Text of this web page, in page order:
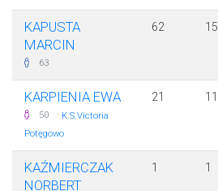
KAPUSTA
MARCIN
63
62 15
KARPIENIA EWA
50 · K.S.Victoria
Potęgowo
21 11
KAŹMIERCZAK
NORBERT
1 1